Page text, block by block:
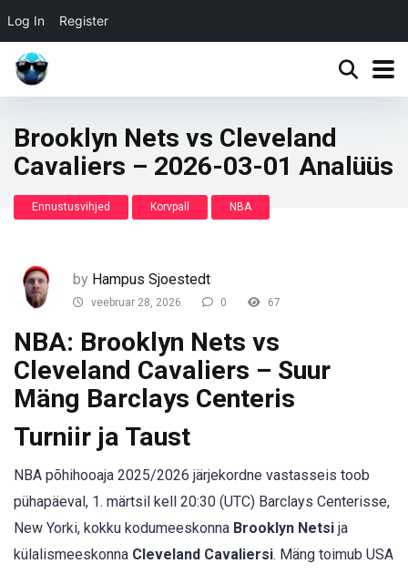
Log In Register
Brooklyn Nets vs Cleveland
Cavaliers – 2026-03-01 Analüüs
Ennustusvihjed Korvpall NBA
by Hampus Sjoestedt
veebruar 28, 2026 0 67
NBA: Brooklyn Nets vs
Cleveland Cavaliers – Suur
Mäng Barclays Centeris
Turniir ja Taust
NBA põhihooaja 2025/2026 järjekordne vastasseis toob
pühapäeval, 1. märtsil kell 20:30 (UTC) Barclays Centerisse,
New Yorki, kokku kodumeeskonna Brooklyn Netsi ja
külalismeeskonna Cleveland Cavaliersi. Mäng toimub USA